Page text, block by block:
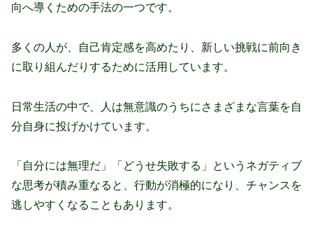
向へ導くための手法の一つです。
多くの人が、自己肯定感を高めたり、新しい挑戦に前向き
に取り組んだりするために活用しています。
日常生活の中で、人は無意識のうちにさまざまな言葉を自
分自身に投げかけています。
「自分には無理だ」「どうせ失敗する」というネガティブ
な思考が積み重なると、行動が消極的になり、チャンスを
逃しやすくなることもあります。